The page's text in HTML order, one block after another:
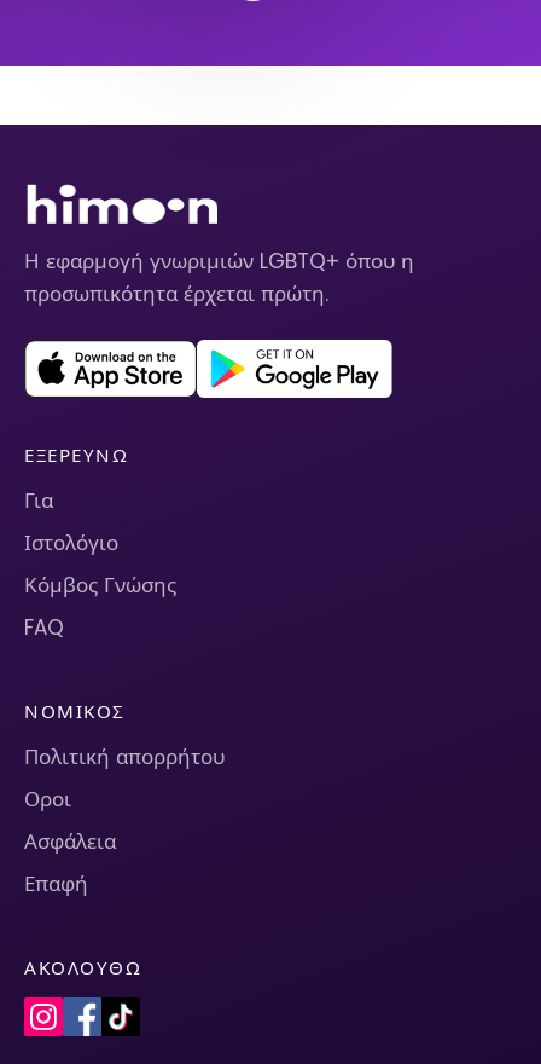
Η εφαρμογή γνωριμιών LGBTQ+ όπου η
προσωπικότητα έρχεται πρώτη.
ΕΞΕΡΕΥΝΏ
Για
Ιστολόγιο
Κόμβος Γνώσης
FAQ
ΝΟΜΙΚΌΣ
Πολιτική απορρήτου
Οροι
Ασφάλεια
Επαφή
ΑΚΟΛΟΥΘΏ